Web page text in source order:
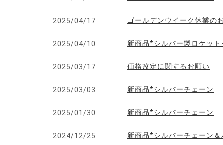
2025/04/17 ゴールデンウイーク休業の
2025/04/10 新商品*シルバー製ロケッ
2025/03/17 価格改定に関するお願い
2025/03/03 新商品*シルバーチェーン
2025/01/30 新商品*シルバーチェーン
2024/12/25 新商品*シルバーチェーン＆